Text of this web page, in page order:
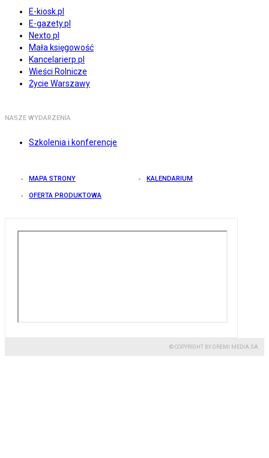
E-kiosk.pl
E-gazety.pl
Nexto.pl
Mała księgowość
Kancelarierp.pl
Wieści Rolnicze
Życie Warszawy
NASZE WYDARZENIA
Szkolenia i konferencje
MAPA STRONY KALENDARIUM
OFERTA PRODUKTOWA
© COPYRIGHT BY GREMI MEDIA SA